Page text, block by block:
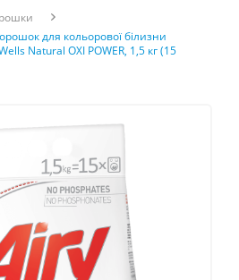
для кольорової білизни
Natural OXI POWER, 1,5 кг (15